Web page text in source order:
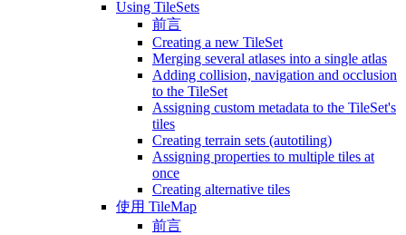
Using TileSets
前言
Creating a new TileSet
Merging several atlases into a single atlas
Adding collision, navigation and occlusion
to the TileSet
Assigning custom metadata to the TileSet's
tiles
Creating terrain sets (autotiling)
Assigning properties to multiple tiles at
once
Creating alternative tiles
使用 TileMap
前言